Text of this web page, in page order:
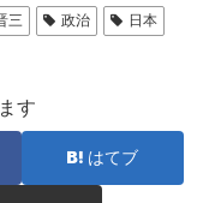
三 政治
日本
す
はてブ